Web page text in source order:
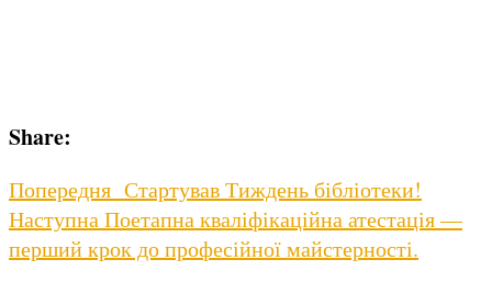
Share:
Навігація
записів
Попередня Previous
post:
Стартував Тиждень бібліотеки!
НаступнаNext
post:
Поетапна кваліфікаційна атестація —
перший крок до професійної майстерності.